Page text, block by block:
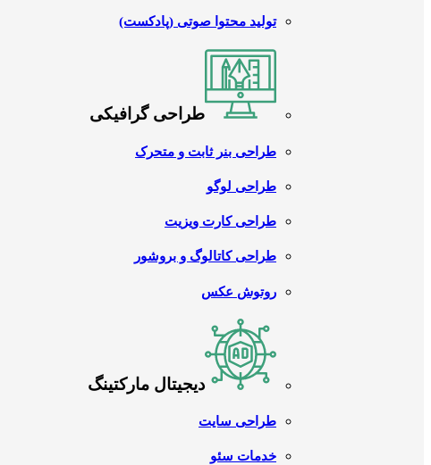
تولید محتوا صوتی (پادکست)
طراحی گرافیکی
طراحی بنر ثابت و متحرک
طراحی لوگو
طراحی کارت ویزیت
طراحی کاتالوگ و بروشور
روتوش عکس
دیجیتال مارکتینگ
طراحی سایت
خدمات سئو